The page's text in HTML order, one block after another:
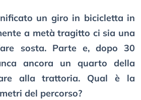
un giro in bicicletta in
a metà tragitto ci sia una
sosta. Parte e, dopo 30
ancora un quarto della
alla trattoria. Qual è la
del percorso?